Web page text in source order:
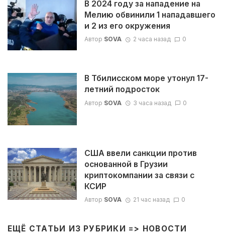
В 2024 году за нападение на
Мелию обвинили 1 нападавшего
и 2 из его окружения
Автор SOVA 2 часа назад 0
В Тбилисском море утонул 17-
летний подросток
Автор SOVA 3 часа назад 0
США ввели санкции против
основанной в Грузии
криптокомпании за связи с
КСИР
Автор SOVA 21 час назад 0
ЕЩЁ СТАТЬИ ИЗ РУБРИКИ => НОВОСТИ